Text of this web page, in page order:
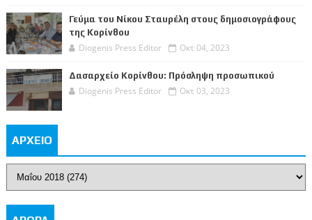
Γεύμα του Νίκου Σταυρέλη στους δημοσιογράφους
της Κορίνθου
Diogenis Press Editor Οκτ 04, 2023
Δασαρχείο Κορίνθου: Πρόσληψη προσωπικού
Diogenis Press Editor Οκτ 03, 2023
ΑΡΧΕΙΟ